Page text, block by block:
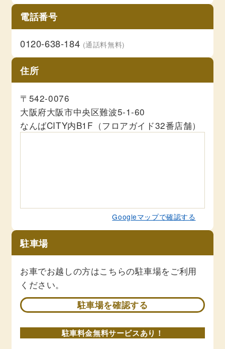
電話番号
0120-638-184 (通話料無料)
住所
〒542-0076
大阪府大阪市中央区難波5-1-60
なんばCITY内B1F（フロアガイド32番店舗）
Googleマップで確認する
駐車場
お車でお越しの方はこちらの駐車場をご利用
ください。
駐車場を確認する
駐車料金無料サービスあり！